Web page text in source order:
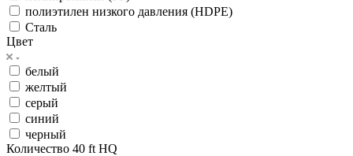
полиэтилен низкого давления (HDPE)
Сталь
Цвет
белый
желтый
серый
синий
черный
Количество 40 ft HQ